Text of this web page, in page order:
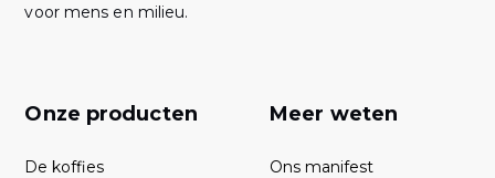
voor mens en milieu.
Onze producten
De koffies
Meer weten
Ons manifest